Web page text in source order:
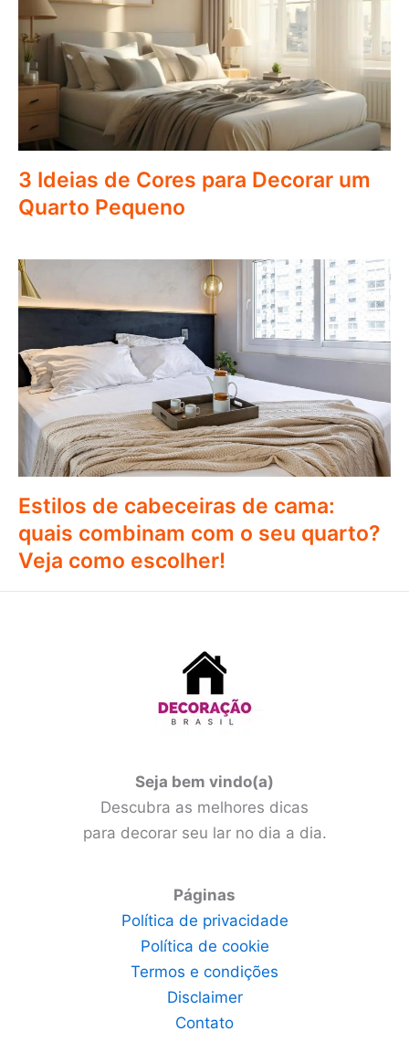
3 Ideias de Cores para Decorar um
Quarto Pequeno
Estilos de cabeceiras de cama:
quais combinam com o seu quarto?
Veja como escolher!
Seja bem vindo(a)
Descubra as melhores dicas
para decorar seu lar no dia a dia.
Páginas
Política de privacidade
Política de cookie
Termos e condições
Disclaimer
Contato